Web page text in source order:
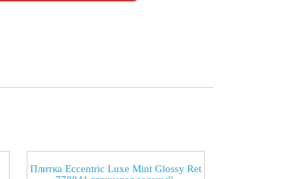
Плитка Eccentric Luxe Mint Glossy Ret